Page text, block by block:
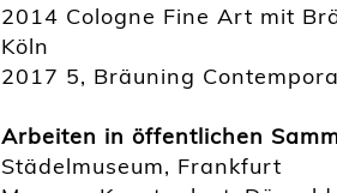
2014 Cologne Fine Art mit
Köln
2017 5, Bräuning
Arbeiten in öffentlichen
Städelmuseum, Frankfurt